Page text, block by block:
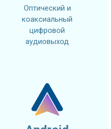
Оптический и
коаксиальный
цифровой
аудиовыход